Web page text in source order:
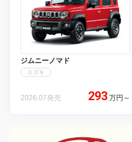
ジムニーノマド
スズキ
2026.07発売 293 万円 ～